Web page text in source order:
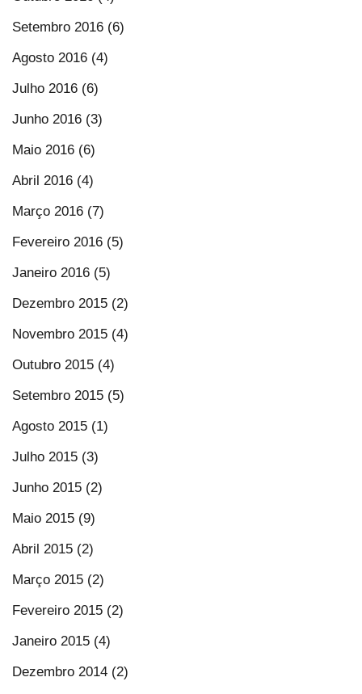
Setembro 2016 (6)
Agosto 2016 (4)
Julho 2016 (6)
Junho 2016 (3)
Maio 2016 (6)
Abril 2016 (4)
Março 2016 (7)
Fevereiro 2016 (5)
Janeiro 2016 (5)
Dezembro 2015 (2)
Novembro 2015 (4)
Outubro 2015 (4)
Setembro 2015 (5)
Agosto 2015 (1)
Julho 2015 (3)
Junho 2015 (2)
Maio 2015 (9)
Abril 2015 (2)
Março 2015 (2)
Fevereiro 2015 (2)
Janeiro 2015 (4)
Dezembro 2014 (2)